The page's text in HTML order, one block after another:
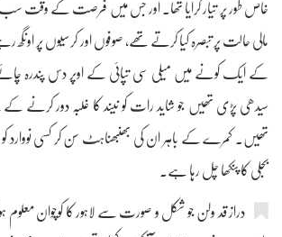
خاص طور پر تیار کرایا تھا۔ اور جس میں فرصت کے وقت سب
مالی حالت پر تبصرہ کیا کرتے تھے، صوفوں اور کرسیوں پر
کے ایک کونے میں میلی سی تپائی کے اوپر دس پندرہ چائے
سیدھی پڑی تھیں جو شاید رات کو نیند کا غلبہ دور کرنے
تھیں۔ کمرے کے باہر ان کی بھنبھناہٹ سن کر کسی نووارد کو
بجلی کا پنکھا چل رہا ہے۔
دراز قد ولن جو شکل و صورت سے لاہور کا کوچوان معلوم